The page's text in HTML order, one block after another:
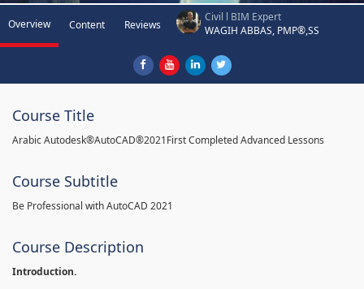
Overview Content Reviews
Civil l BIM Expert
WAGIH ABBAS, PMP®,SS
Course Title
Arabic Autodesk®AutoCAD®2021First Completed Advanced Lessons
Course Subtitle
Be Professional with AutoCAD 2021
Course Description
Introduction.